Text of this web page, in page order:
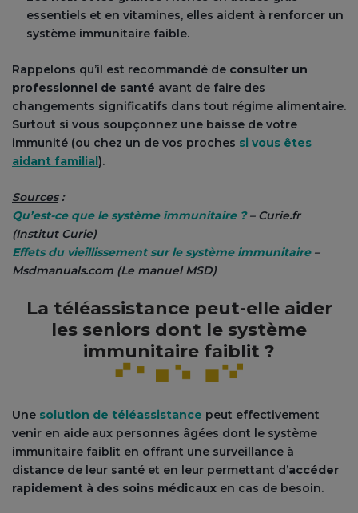
essentiels et en vitamines, elles aident à renforcer un
système immunitaire faible.
Rappelons qu’il est recommandé de consulter un
professionnel de santé avant de faire des
changements significatifs dans tout régime alimentaire.
Surtout si vous soupçonnez une baisse de votre
immunité (ou chez un de vos proches si vous êtes
aidant familial ).
Sources:
Qu’est-ce que le système immunitaire ? – Curie.fr
(Institut Curie)
Effets du vieillissement sur le système immunitaire–
Msdmanuals.com (Le manuel MSD)
La téléassistance peut-elle aider
les seniors dont le système
immunitaire faiblit ?
Une solution de téléassistance peut effectivement
venir en aide aux personnes âgées dont le système
immunitaire faiblit en offrant une surveillance à
distance de leur santé et en leur permettant d’accéder
rapidement à des soins médicaux en cas de besoin.